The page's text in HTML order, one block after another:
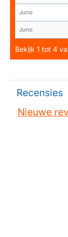
Juno
Juno
Bekijk 1 tot 4
Recensies
Nieuwe